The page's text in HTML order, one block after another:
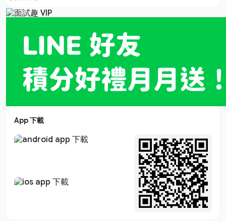
App 下載